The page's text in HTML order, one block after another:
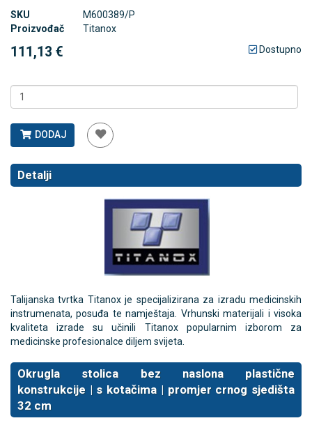
SKU
M600389/P
Proizvođač
Titanox
111,13 € Dostupno
DODAJ
Detalji
Talijanska tvrtka Titanox je specijalizirana za izradu medicinskih
instrumenata, posuđa te namještaja. Vrhunski materijali i visoka
kvaliteta izrade su učinili Titanox popularnim izborom za
medicinske profesionalce diljem svijeta.
Okrugla stolica bez naslona plastične
konstrukcije | s kotačima | promjer crnog sjedišta
32 cm